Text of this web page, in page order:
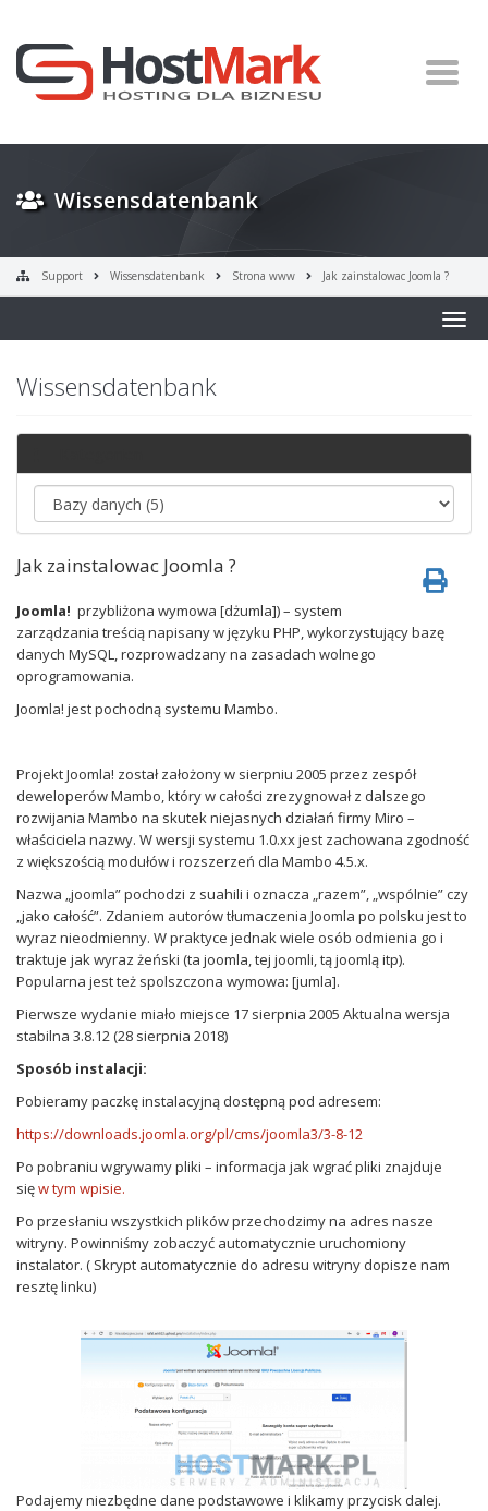
Wissensdatenbank
Support Wissensdatenbank Strona www Jak zainstalowac Joomla ?
Wissensdatenbank
Jak zainstalowac Joomla ?
Joomla! przybliżona wymowa [dżumla]) – system
zarządzania treścią napisany w języku PHP, wykorzystujący bazę
danych MySQL, rozprowadzany na zasadach wolnego
oprogramowania.
Joomla! jest pochodną systemu Mambo.
Projekt Joomla! został założony w sierpniu 2005 przez zespół
deweloperów Mambo, który w całości zrezygnował z dalszego
rozwijania Mambo na skutek niejasnych działań firmy Miro –
właściciela nazwy. W wersji systemu 1.0.xx jest zachowana zgodność
z większością modułów i rozszerzeń dla Mambo 4.5.x.
Nazwa „joomla” pochodzi z suahili i oznacza „razem”, „wspólnie” czy
„jako całość”. Zdaniem autorów tłumaczenia Joomla po polsku jest to
wyraz nieodmienny. W praktyce jednak wiele osób odmienia go i
traktuje jak wyraz żeński (ta joomla, tej joomli, tą joomlą itp).
Popularna jest też spolszczona wymowa: [jumla].
Pierwsze wydanie miało miejsce 17 sierpnia 2005 Aktualna wersja
stabilna 3.8.12 (28 sierpnia 2018)
Sposób instalacji:
Pobieramy paczkę instalacyjną dostępną pod adresem:
https://downloads.joomla.org/pl/cms/joomla3/3-8-12
Po pobraniu wgrywamy pliki – informacja jak wgrać pliki znajduje
sięw tym wpisie.
Po przesłaniu wszystkich plików przechodzimy na adres nasze
witryny. Powinniśmy zobaczyć automatycznie uruchomiony
instalator. ( Skrypt automatycznie do adresu witryny dopisze nam
resztę linku)
Podajemy niezbędne dane podstawowe i klikamy przycisk dalej.